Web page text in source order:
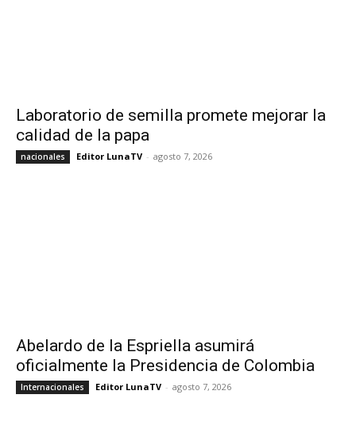
Laboratorio de semilla promete mejorar la
calidad de la papa
nacionales Editor LunaTV - agosto 7, 2026
Abelardo de la Espriella asumirá
oficialmente la Presidencia de Colombia
Internacionales Editor LunaTV - agosto 7, 2026